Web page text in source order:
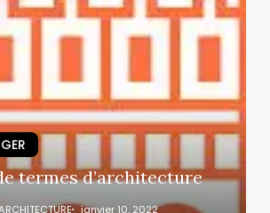
termes d’architecture
janvier 10, 2022